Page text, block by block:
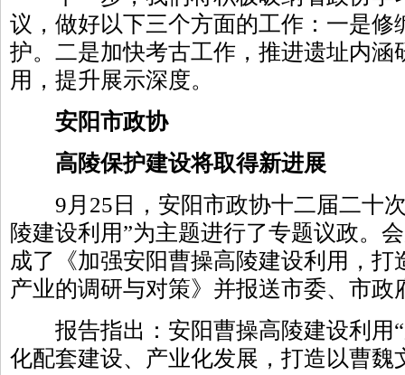
议，做好以下三个方面的工作：一是修
护。二是加快考古工作，推进遗址内涵
用，提升展示深度。
安阳市政协
高陵保护建设将取得新进展
9月25日，安阳市政协十二届二十次
陵建设利用”为主题进行了专题议政。
成了《加强安阳曹操高陵建设利用，
产业的调研与对策》并报送市委、市政
报告指出：安阳曹操高陵建设利用“
化配套建设、产业化发展，打造以曹魏